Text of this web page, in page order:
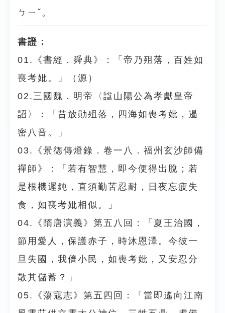
ㄅㄧˇ。
書證：
01.《書經．舜典》：「帝乃殂落，百姓如
喪考妣。」（源）
02.三國魏．明帝〈諡山陽公為孝獻皇帝
詔〉：「昔放勛殂落，四海如喪考妣，遏
密八音。」
03.《景德傳燈錄．卷一八．福州玄沙師備
禪師》：「若有智慧，即今便得出脫；若
是根機遲鈍，直須勤苦忍耐，日夜忘疲失
食，如喪考妣相似。」
04.《隋唐演義》第五八回：「夏王治國，
節用愛人，保護赤子，時沐恩澤。今彼一
旦失國，我儕小民，如喪考妣，又安忍分
散其儲蓄？」
05.《蕩寇志》第五四回：「當即遙向江南